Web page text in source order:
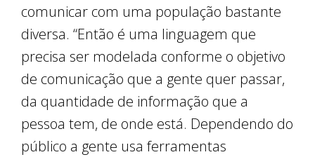
comunicar com uma população bastante
diversa. “Então é uma linguagem que
precisa ser modelada conforme o objetivo
de comunicação que a gente quer passar,
da quantidade de informação que a
pessoa tem, de onde está. Dependendo do
público a gente usa ferramentas